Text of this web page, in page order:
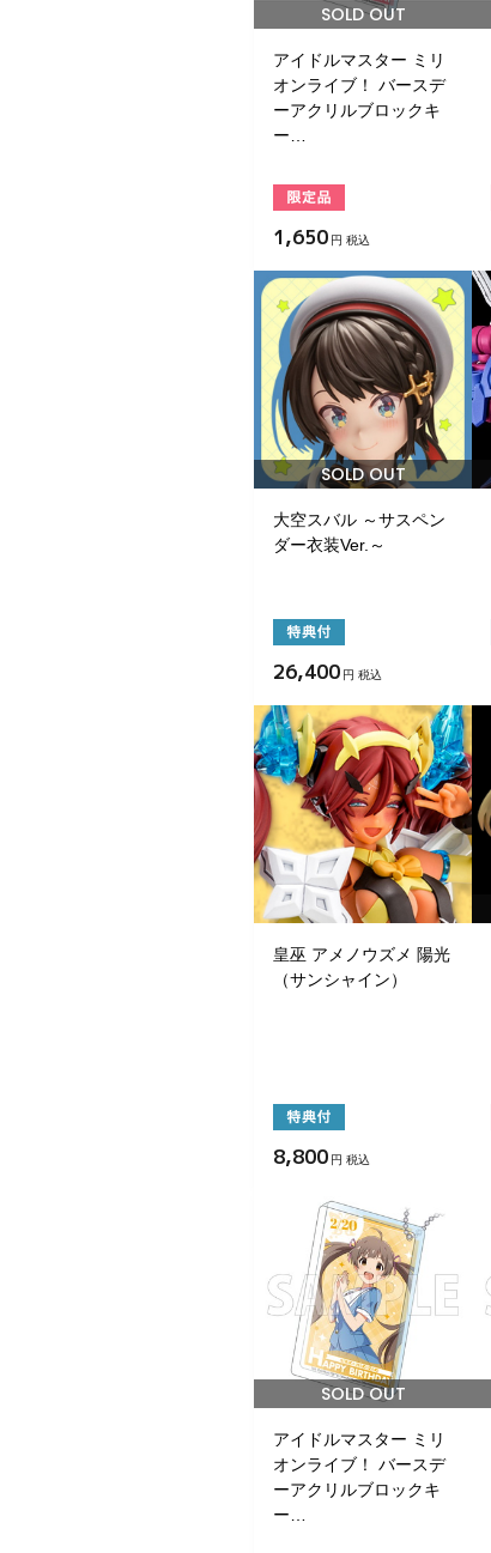
SOLD OUT
アイドルマスター ミリ
オンライブ！ バースデ
ーアクリルブロックキ
ー…
1,650 円 税込
SOLD OUT
大空スバル ～サスペン
ダー衣装Ver.～
26,400 円 税込
皇巫 アメノウズメ 陽光
（サンシャイン）
8,800 円 税込
SOLD OUT
アイドルマスター ミリ
オンライブ！ バースデ
ーアクリルブロックキ
ー…